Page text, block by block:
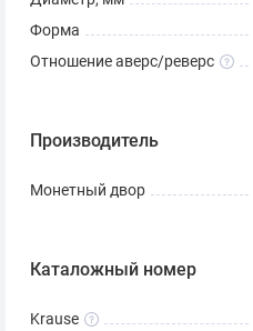
Форма
Отношение аверс/реверс
Производитель
Монетный двор
Каталожный номер
Krause